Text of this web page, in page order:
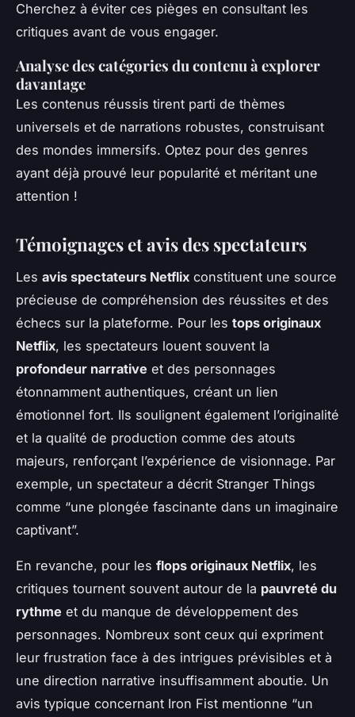
Cherchez à éviter ces pièges en consultant les
critiques avant de vous engager.
Analyse des catégories du contenu à explorer
davantage
Les contenus réussis tirent parti de thèmes
universels et de narrations robustes, construisant
des mondes immersifs. Optez pour des genres
ayant déjà prouvé leur popularité et méritant une
attention !
Témoignages et avis des spectateurs
Les avis spectateurs Netflix constituent une source
précieuse de compréhension des réussites et des
échecs sur la plateforme. Pour les tops originaux
Netflix, les spectateurs louent souvent la
profondeur narrative et des personnages
étonnamment authentiques, créant un lien
émotionnel fort. Ils soulignent également l’originalité
et la qualité de production comme des atouts
majeurs, renforçant l’expérience de visionnage. Par
exemple, un spectateur a décrit Stranger Things
comme “une plongée fascinante dans un imaginaire
captivant”.
En revanche, pour les flops originaux Netflix, les
critiques tournent souvent autour de la pauvreté du
rythme et du manque de développement des
personnages. Nombreux sont ceux qui expriment
leur frustration face à des intrigues prévisibles et à
une direction narrative insuffisamment aboutie. Un
avis typique concernant Iron Fist mentionne “un